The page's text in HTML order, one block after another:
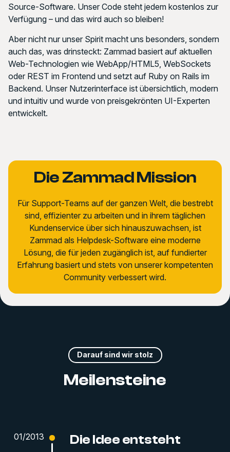
Source-Software. Unser Code steht jedem kostenlos zur
Verfügung – und das wird auch so bleiben!
Aber nicht nur unser Spirit macht uns besonders, sondern
auch das, was drinsteckt: Zammad basiert auf aktuellen
Web-Technologien wie WebApp/HTML5, WebSockets
oder REST im Frontend und setzt auf Ruby on Rails im
Backend. Unser Nutzerinterface ist übersichtlich, modern
und intuitiv und wurde von preisgekrönten UI-Experten
entwickelt.
Die Zammad Mission
Für Support-Teams auf der ganzen Welt, die bestrebt
sind, effizienter zu arbeiten und in ihrem täglichen
Kundenservice über sich hinauszuwachsen, ist
Zammad als Helpdesk-Software eine moderne
Lösung, die für jeden zugänglich ist, auf fundierter
Erfahrung basiert und stets von unserer kompetenten
Community verbessert wird.
Darauf sind wir stolz
Meilensteine
01/2013 Die Idee entsteht